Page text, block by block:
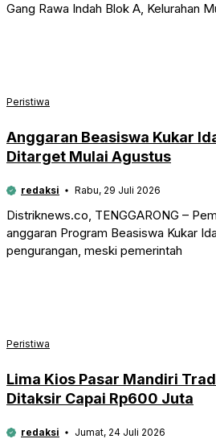
Gang Rawa Indah Blok A, Kelurahan
Peristiwa
Anggaran Beasiswa Kukar
Ditarget Mulai Agustus
redaksi Rabu, 29 Juli 2026
Distriknews.co, TENGGARONG –
anggaran Program Beasiswa Kukar
pengurangan, meski pemerintah
Peristiwa
Lima Kios Pasar Mandiri
Ditaksir Capai Rp600 Juta
redaksi Jumat, 24 Juli 2026